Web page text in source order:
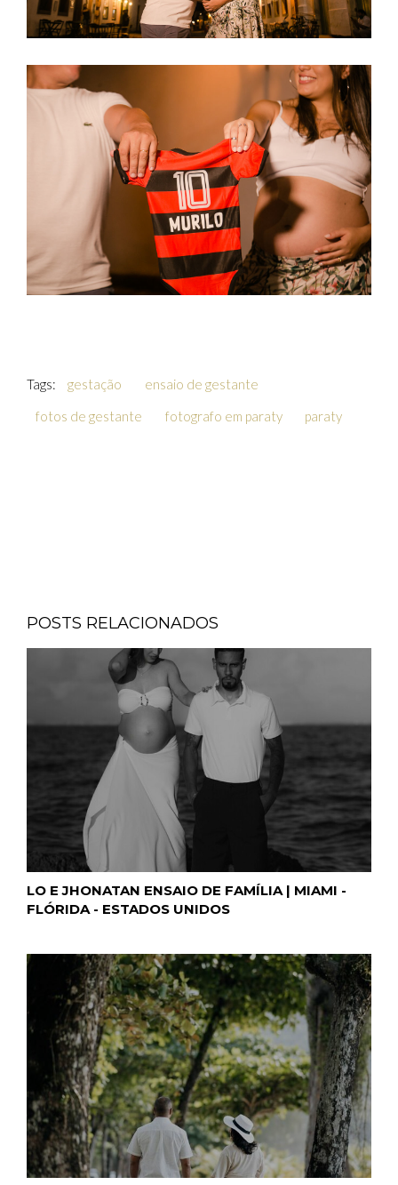
Tags: gestação
ensaio de gestante
fotos de gestante
fotografo em paraty paraty
POSTS RELACIONADOS
LO E JHONATAN ENSAIO DE FAMÍLIA | MIAMI -
FLÓRIDA - ESTADOS UNIDOS